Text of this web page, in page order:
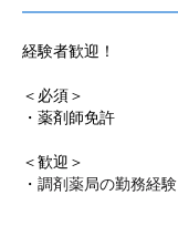
経験者歓迎！
＜必須＞
・薬剤師免許
＜歓迎＞
・ 調剤薬局の勤務経験